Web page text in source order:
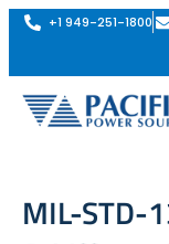
+1 949-251-1800
MIL-STD-